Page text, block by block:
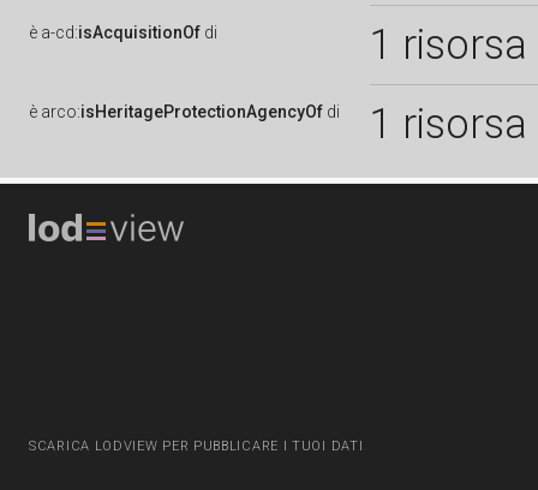
è a-cd:isAcquisitionOf di 1 risorsa
è arco:isHeritageProtectionAgencyOf di 1 risorsa
SCARICA LODVIEW PER PUBBLICARE I TUOI DATI